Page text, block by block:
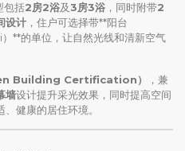
包括2房2浴及3房3浴 ，同时附带2
设计 ，住户可选择带**阳台
**的单位，让自然光线和清新空气
Building Certification）
，兼
墙设计提升采光效果，同时提高空间
健康的居住环境。